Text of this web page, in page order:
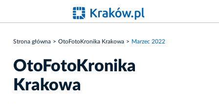
Strona główna OtoFotoKronika Krakowa Marzec 2022
OtoFotoKronika
Krakowa